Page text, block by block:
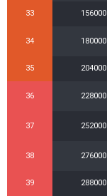
33 156000
34 180000
35 204000
36 228000
37 252000
38 276000
39 288000